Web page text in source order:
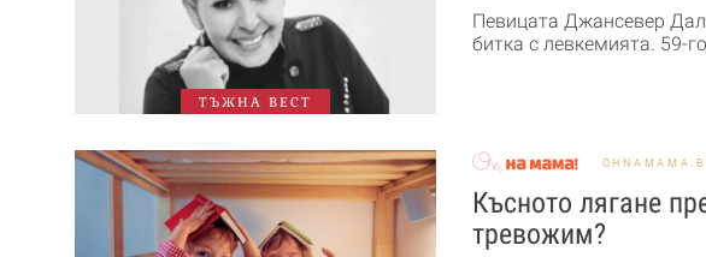
ТЪЖНА ВЕСТ
Певицата Джансевер
битка с левкемията. 59-
Късното лягане
тревожим?